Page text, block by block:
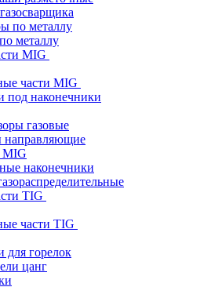
по металлу
металлу
MIG
части MIG
под наконечники
газовые
направляющие
MIG
наконечники
TIG
части TIG
для горелок
цанг